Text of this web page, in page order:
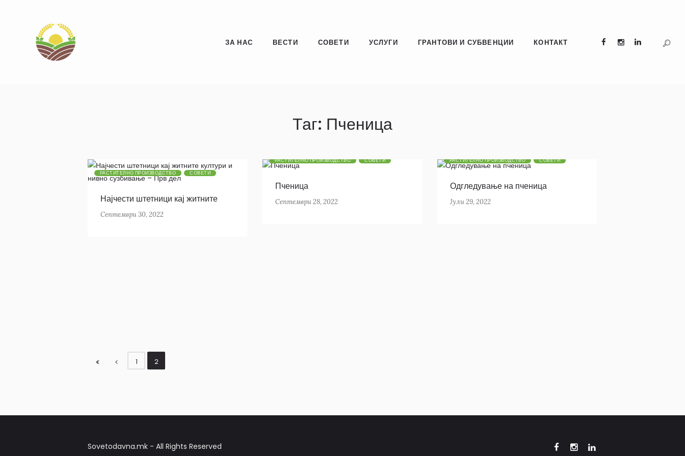
ЗА НАС ВЕСТИ СОВЕТИ УСЛУГИ ГРАНТОВИ И СУБВЕНЦИИ КОНТАКТ
Таг: Пченица
РАСТИТЕЛНО ПРОИЗВОДСТВО СОВЕТИ
Најчести штетници кај житните
култури и нивно сузбивање – Прв
дел
Септември 30, 2022
РАСТИТЕЛНО ПРОИЗВОДСТВО СОВЕТИ
Пченица
Септември 28, 2022
РАСТИТЕЛНО ПРОИЗВОДСТВО СОВЕТИ
Одгледување на пченица
Јули 29, 2022
1 2
Sovetodavna.mk - All Rights Reserved